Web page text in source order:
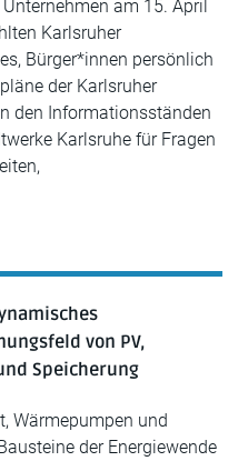
am 15. April
Karlsruher
Bürger*innen persönlich
der Karlsruher
den Informationsständen
Karlsruhe für Fragen
von PV,
Speicherung
Wärmepumpen und
der Energiewende